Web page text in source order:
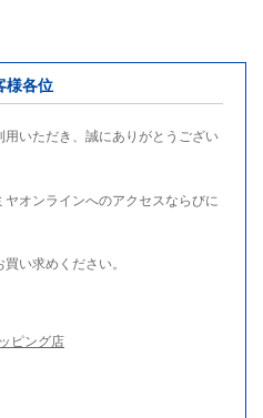
様各位
いただき、誠にありがとうござい
オンラインへのアクセスならびに
い求めください。
ピング店